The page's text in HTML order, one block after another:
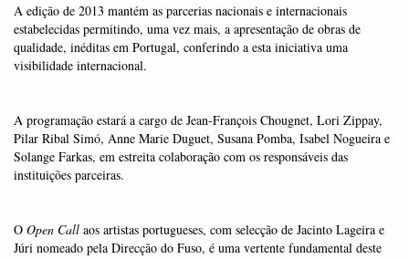
A edição de 2013 mantém as parcerias nacionais e internacionais
estabelecidas permitindo, uma vez mais, a apresentação de obras de
qualidade, inéditas em Portugal, conferindo a esta iniciativa uma
visibilidade internacional.
A programação estará a cargo de Jean-François Chougnet, Lori Zippay,
Pilar Ribal Simó, Anne Marie Duguet, Susana Pomba, Isabel Nogueira e
Solange Farkas, em estreita colaboração com os responsáveis das
instituições parceiras.
O Open Call aos artistas portugueses, com selecção de Jacinto Lageira e
Júri nomeado pela Direcção do Fuso, é uma vertente fundamental deste